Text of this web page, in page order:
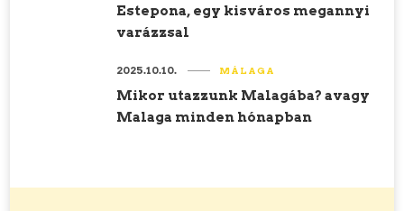
Estepona, egy kisváros megannyi
varázzsal
MÁLAGA
Mikor utazzunk Malagába? avagy
Malaga minden hónapban
2025.10.10.